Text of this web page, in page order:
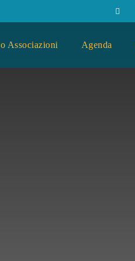
Associazioni Agenda